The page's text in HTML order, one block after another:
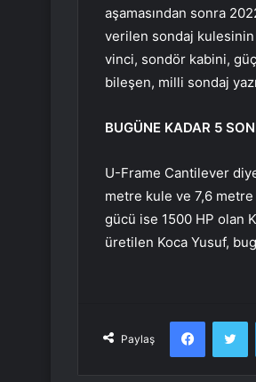
aşamasından sonra
verilen sondaj kulesinin
vinci, sondör kabini,
bileşen, milli sondaj
BUGÜNE KADAR 5
U-Frame Cantilever
metre kule ve 7,6
gücü ise 1500 HP olan
üretilen Koca Yusuf,
Paylaş